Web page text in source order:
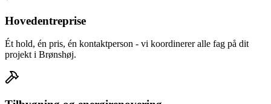
Hovedentreprise
Ét hold, én pris, én kontaktperson - vi koordinerer alle fag på dit
projekt i Brønshøj.